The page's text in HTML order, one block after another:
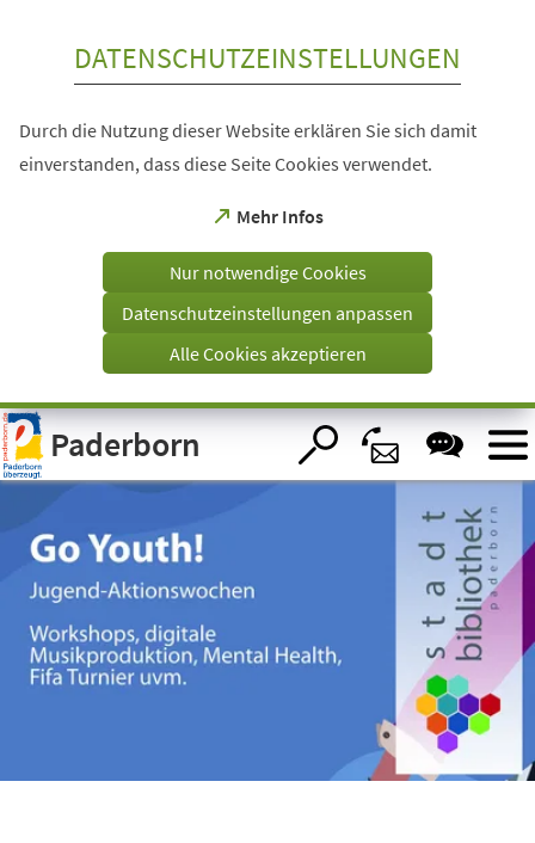
Visuelle
Assistenzsoftware
öffnen.
DATENSCHUTZEINSTELLUNGEN
Durch die Nutzung dieser Website erklären Sie sich damit
einverstanden, dass diese Seite Cookies verwendet.
Mehr Infos
(Öffnet
einem
Tab)
Nur notwendige Cookies
Datenschutzeinstellungen anpassen
Alle Cookies akzeptieren
Paderborn